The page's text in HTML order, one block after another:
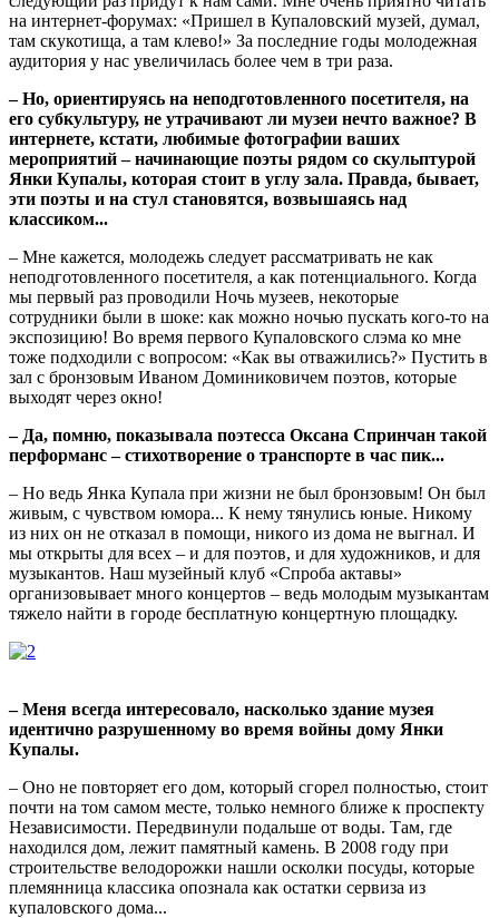
на интернет-форумах: «Пришел в Купаловский музей, думал,
там скукотища, а там клево!» За последние годы молодежная
аудитория у нас увеличилась более чем в три раза.
– Но, ориентируясь на неподготовленного посетителя, на
его субкультуру, не утрачивают ли музеи нечто важное? В
интернете, кстати, любимые фотографии ваших
мероприятий – начинающие поэты рядом со скульптурой
Янки Купалы, которая стоит в углу зала. Правда, бывает,
эти поэты и на стул становятся, возвышаясь над
классиком...
– Мне кажется, молодежь следует рассматривать не как
неподготовленного посетителя, а как потенциального. Когда
мы первый раз проводили Ночь музеев, некоторые
сотрудники были в шоке: как можно ночью пускать кого-то на
экспозицию! Во время первого Купаловского слэма ко мне
тоже подходили с вопросом: «Как вы отважились?» Пустить в
зал с бронзовым Иваном Доминиковичем поэтов, которые
выходят через окно!
– Да, помню, показывала поэтесса Оксана Спринчан такой
перформанс – стихотворение о транспорте в час пик...
– Но ведь Янка Купала при жизни не был бронзовым! Он был
живым, с чувством юмора... К нему тянулись юные. Никому
из них он не отказал в помощи, никого из дома не выгнал. И
мы открыты для всех – и для поэтов, и для художников, и для
музыкантов. Наш музейный клуб «Спроба актавы»
организовывает много концертов – ведь молодым музыкантам
тяжело найти в городе бесплатную концертную площадку.
– Меня всегда интересовало, насколько здание музея
идентично разрушенному во время войны дому Янки
Купалы.
– Оно не повторяет его дом, который сгорел полностью, стоит
почти на том самом месте, только немного ближе к проспекту
Независимости. Передвинули подальше от воды. Там, где
находился дом, лежит памятный камень. В 2008 году при
строительстве велодорожки нашли осколки посуды, которые
племянница классика опознала как остатки сервиза из
купаловского дома...